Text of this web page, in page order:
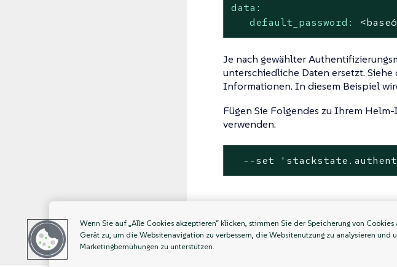
data:
default_password:
Je nach gewählter
unterschiedliche Daten ersetzt. Siehe
Informationen. In diesem Beispiel
Fügen Sie Folgendes zu Ihrem
verwenden:
  --
set
Deaktivierung der TLS-
Wenn Sie auf „Alle Cookies akzeptieren“ klicken, stimmen Sie der Speicherung von
Gerät zu, um die Websitenavigation zu verbessern, die Websitenutzung zu analysieren und
Marketingbemühungen zu unterstützen.